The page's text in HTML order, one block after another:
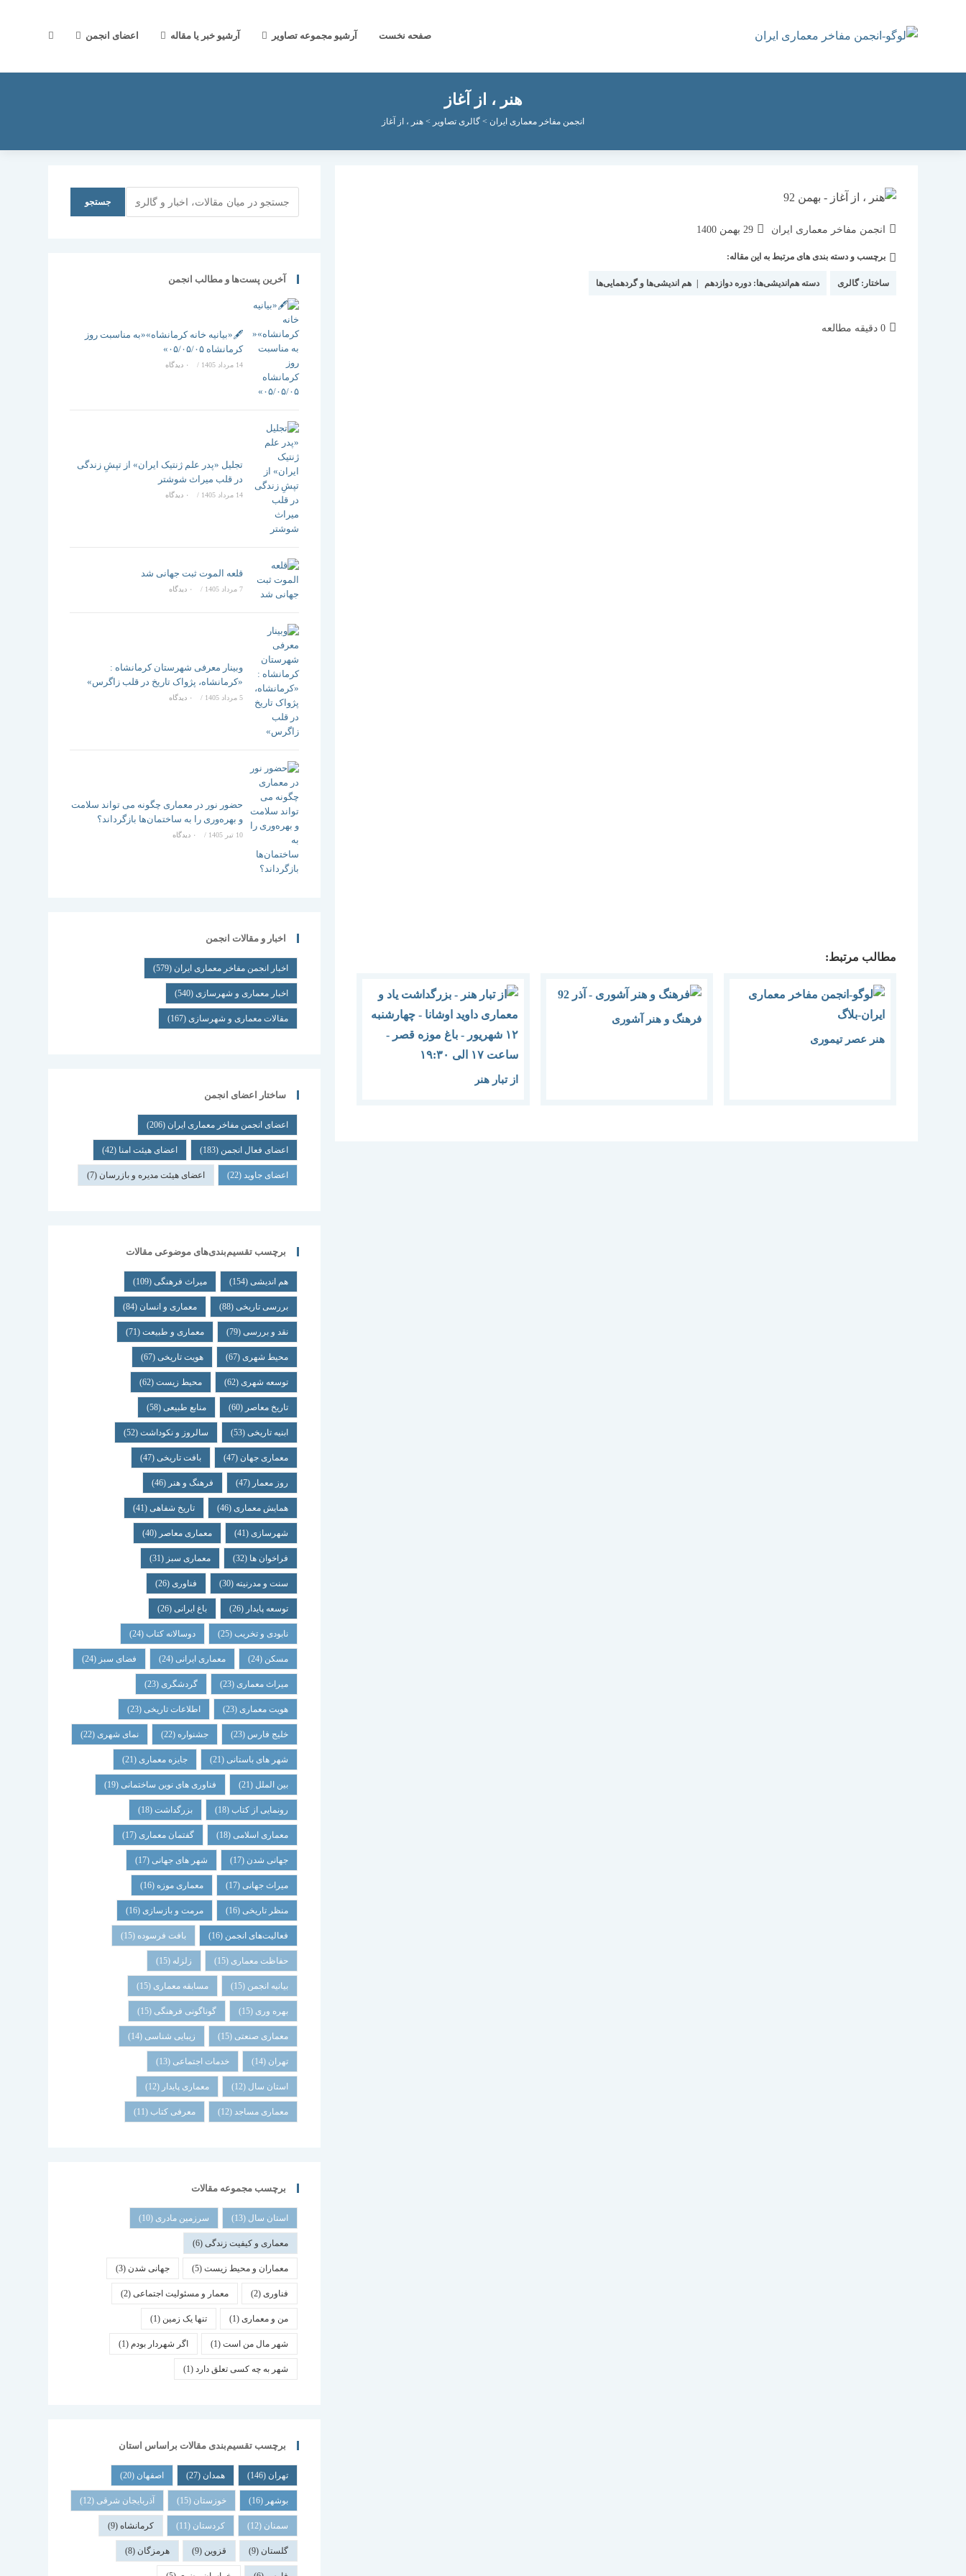
صفحه نخست آرشیو مجموعه تصاویر آرشیو خبر یا مقاله اعضای انجمن جستجوی
هنر ، از آغاز
انجمن مفاخر معماری ایران > گالری تصاویر > هنر ، از آغاز
نویسندهٔ
انجمن مفاخر معماری ایران
نوشته
شده
29 بهمن 1400
دسته‌برچسب و دسته بندی های مرتبط به این مقاله:
ساختار:گالری دسته هم‌اندیشی‌ها:دوره دوازدهم هم اندیشی‌ها و گردهمایی‌ها
زمان
0 دقیقه مطالعه
مطالب مرتبط:
هنر عصر تیموری
فرهنگ و هنر آشوری
از تبار هنر
جستجو
آخرین پست‌ها و مطالب انجمن
🖋️«بیانیه خانه کرمانشاه»«به مناسبت روز
کرمانشاه ۰۵/۰۵/۰۵»
14 مرداد 1405 / ۰ دیدگاه
تجلیل «پدر علم ژنتیک ایران» از تپشِ زندگی
در قلب میراث شوشتر
14 مرداد 1405 / ۰ دیدگاه
قلعه الموت ثبت جهانی شد
7 مرداد 1405 / ۰ دیدگاه
وبینار معرفی شهرستان کرمانشاه :
«کرمانشاه، پژواک تاریخ در قلب زاگرس»
5 مرداد 1405 / ۰ دیدگاه
حضور نور در معماری چگونه می تواند سلامت
و بهره‌وری را به ساختمان‌ها بازگرداند؟
10 تیر 1405 / ۰ دیدگاه
اخبار و مقالات انجمن
اخبار انجمن مفاخر معماری ایران (579)
اخبار معماری و شهرسازی(540)
مقالات معماری و شهرسازی(167)
ساختار اعضای انجمن
اعضای انجمن مفاخر معماری ایران (206)
اعضای فعال انجمن (183) اعضای هیئت امنا (42)
اعضای جاوید(22) اعضای هیئت مدیره و بازرسان (7)
برچسب تقسیم‌بندی‌های موضوعی مقالات
هم اندیشی(154) میراث فرهنگی(109)
بررسی تاریخی(88) معماری و انسان (84)
نقد و بررسی(79) معماری و طبیعت(71)
محیط شهری(67) هویت تاریخی(67)
توسعه شهری(62) محیط زیست(62)
تاریخ معاصر (60) منابع طبیعی(58)
ابنیه تاریخی(53) سالروز و نکوداشت(52)
معماری جهان (47) بافت تاریخی(47)
روز معمار (47) فرهنگ و هنر (46)
همایش معماری(46) تاریخ شفاهی(41)
شهرسازی(41) معماری معاصر (40)
فراخوان ها (32) معماری سبز (31)
سنت و مدرنیته (30) فناوری(26)
توسعه پایدار (26) باغ ایرانی(26)
نابودی و تخریب(25) دوسالانه کتاب(24)
مسکن (24) معماری ایرانی(24) فضای سبز (24)
میراث معماری(23) گردشگری(23)
هویت معماری(23) اطلاعات تاریخی(23)
خلیج فارس (23) جشنواره (22) نمای شهری(22)
شهر های باستانی(21) جایزه معماری(21)
بین الملل (21) فناوری های نوین ساختمانی(19)
رونمایی از کتاب(18) بزرگداشت(18)
معماری اسلامی(18) گفتمان معماری(17)
جهانی شدن (17) شهر های جهانی(17)
میراث جهانی(17) معماری موزه (16)
منظر تاریخی(16) مرمت و بازسازی(16)
فعالیت‌های انجمن (16) بافت فرسوده (15)
حفاظت معماری (15) زلزله (15)
بیانیه انجمن (15) مسابقه معماری (15)
بهره وری (15) گوناگونی فرهنگی (15)
معماری صنعتی (15) زیبایی شناسی (14)
تهران (14) خدمات اجتماعی (13)
استان سال (12) معماری پایدار (12)
معماری مساجد(12) معرفی کتاب (11)
برچسب مجموعه مقالات
استان سال (13) سرزمین مادری (10)
معماری و کیفیت زندگی(6)
معماران و محیط زیست(5) جهانی شدن (3)
فناوری(2) معمار و مسئولیت اجتماعی(2)
من و معماری(1) تنها یک زمین (1)
شهر مال من است(1) اگر شهردار بودم (1)
شهر به چه کسی تعلق دارد(1)
برچسب تقسیم‌بندی مقالات براساس استان
تهران (146) همدان (27) اصفهان (20)
بوشهر (16) خوزستان (15) آذربایجان شرقی (12)
سمنان (12) کردستان (11) کرمانشاه(9)
گلستان (9) قزوین (9) هرمزگان (8)